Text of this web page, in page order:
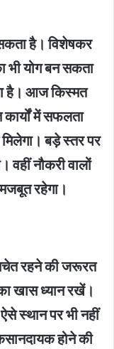
सकता है। विशेषकर
भी योग बन सकता
है। आज किस्मत
में सफलता
मिलेगा। बड़े स्तर पर
वहीं नौकरी वालों
रहेगा।
रहने की जरूरत
खास ध्यान रखें।
स्थान पर भी नहीं
होने की